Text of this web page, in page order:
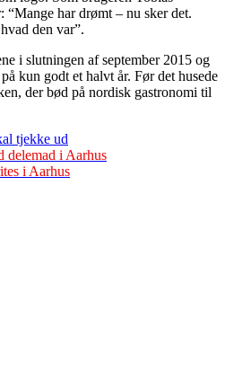
“Mange har drømt – nu sker det.
den var”.
i slutningen af september 2015 og
kun godt et halvt år. Før det husede
der bød på nordisk gastronomi til
tjekke ud
delemad i Aarhus
i Aarhus